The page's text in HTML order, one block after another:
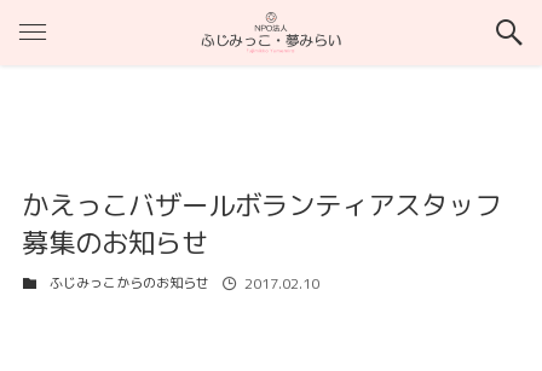
かえっこバザールボランティアスタッフ
募集のお知らせ
ふじみっこからのお知らせ 2017.02.10